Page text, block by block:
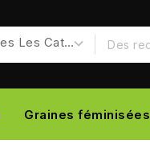
Graines féminisées